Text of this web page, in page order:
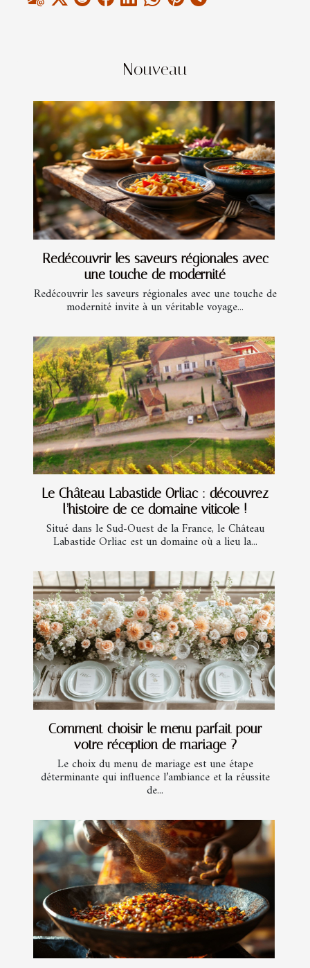
Nouveau
Redécouvrir les saveurs régionales avec
une touche de modernité
Redécouvrir les saveurs régionales avec une touche de
modernité invite à un véritable voyage...
Le Château Labastide Orliac : découvrez
l’histoire de ce domaine viticole !
Situé dans le Sud-Ouest de la France, le Château
Labastide Orliac est un domaine où a lieu la...
Comment choisir le menu parfait pour
votre réception de mariage ?
Le choix du menu de mariage est une étape
déterminante qui influence l’ambiance et la réussite
de...